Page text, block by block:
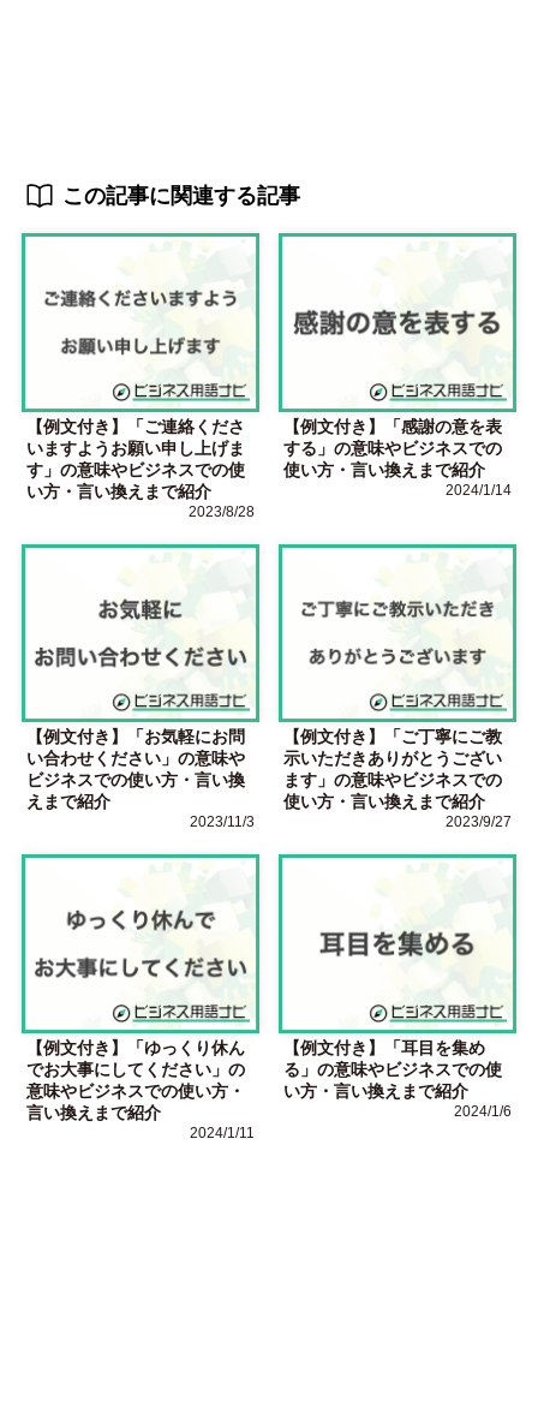
この記事に関連する記事
【例文付き】「ご連絡くださ
いますようお願い申し上げま
す」の意味やビジネスでの使
い方・言い換えまで紹介
2023/8/28
【例文付き】「感謝の意を表
する」の意味やビジネスでの
使い方・言い換えまで紹介
2024/1/14
【例文付き】「お気軽にお問
い合わせください」の意味や
ビジネスでの使い方・言い換
えまで紹介
2023/11/3
【例文付き】「ご丁寧にご教
示いただきありがとうござい
ます」の意味やビジネスでの
使い方・言い換えまで紹介
2023/9/27
【例文付き】「ゆっくり休ん
でお大事にしてください」の
意味やビジネスでの使い方・
言い換えまで紹介
2024/1/11
【例文付き】「耳目を集め
る」の意味やビジネスでの使
い方・言い換えまで紹介
2024/1/6